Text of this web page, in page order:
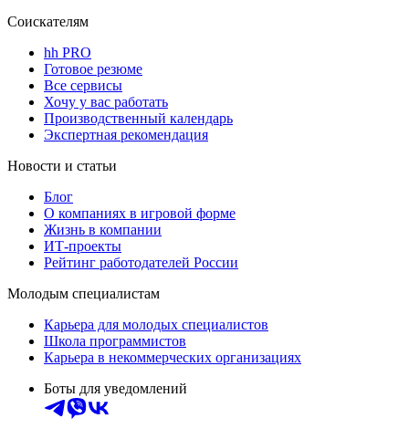
Соискателям
hh PRO
Готовое резюме
Все сервисы
Хочу у вас работать
Производственный календарь
Экспертная рекомендация
Новости и статьи
Блог
О компаниях в игровой форме
Жизнь в компании
ИТ-проекты
Рейтинг работодателей России
Молодым специалистам
Карьера для молодых специалистов
Школа программистов
Карьера в некоммерческих организациях
Боты для уведомлений